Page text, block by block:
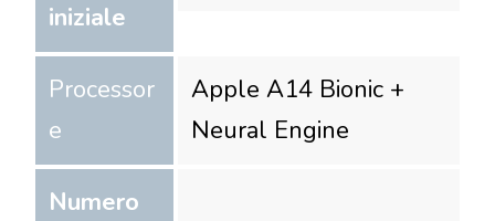
iniziale
Processor
e
Apple A14 Bionic +
Neural Engine
Numero